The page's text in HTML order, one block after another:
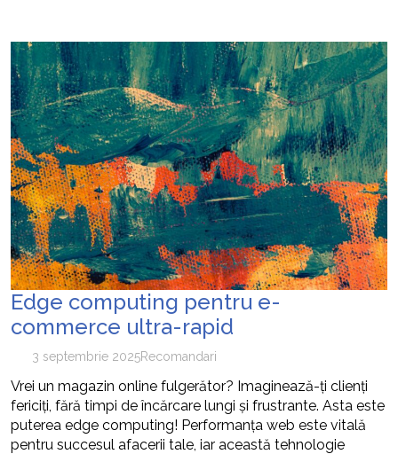
Edge computing pentru e-
commerce ultra-rapid
3 septembrie 2025Recomandari
Vrei un magazin online fulgerător? Imaginează-ți clienți
fericiți, fără timpi de încărcare lungi și frustrante. Asta este
puterea edge computing! Performanța web este vitală
pentru succesul afacerii tale, iar această tehnologie